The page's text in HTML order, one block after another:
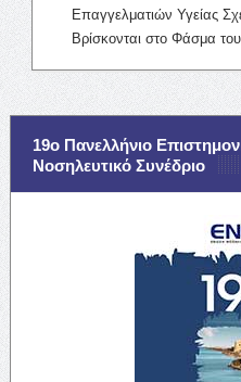
Επαγγελματιών Υγείας
Βρίσκονται στο Φάσμα
19ο Πανελλήνιο
Νοσηλευτικό Συνέδριο